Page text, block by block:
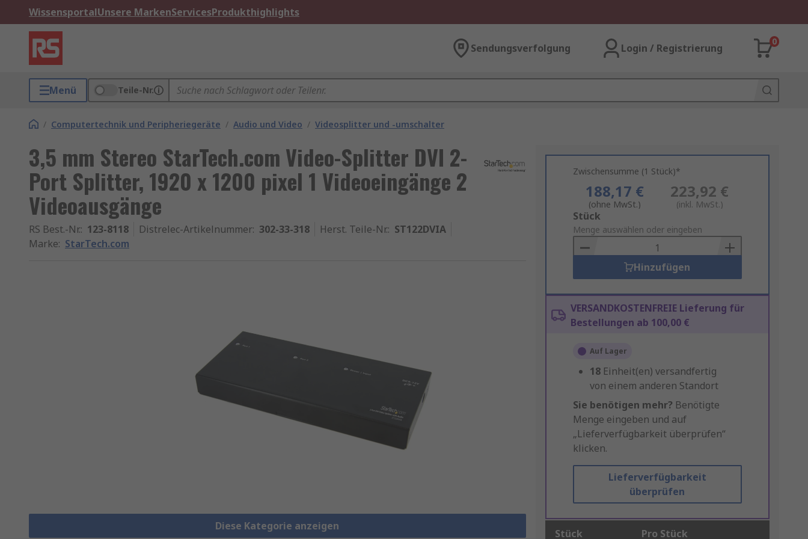
WissensportalUnsere MarkenServicesProdukthighlights
Sendungsverfolgung Login / Registrierung
0
Menü Teile-Nr.
/ Computertechnik und Peripheriegeräte / Audio und Video / Videosplitter und -umschalter
3,5 mm Stereo StarTech.com Video-Splitter DVI 2-
Port Splitter, 1920 x 1200 pixel 1 Videoeingänge 2
Videoausgänge
RS Best.-Nr.: 123-8118 Distrelec-Artikelnummer: 302-33-318 Herst. Teile-Nr.: ST122DVIA
Marke: StarTech.com
Diese Kategorie anzeigen
Zwischensumme (1 Stück)*
188,17 €
(ohne MwSt.)
223,92 €
(inkl. MwSt.)
Add
to
Basket
Stück
Menge auswählen oder eingeben
Hinzufügen
VERSANDKOSTENFREIE Lieferung für
Bestellungen ab 100,00 €
Auf Lager
18 Einheit(en) versandfertig
von einem anderen Standort
Sie benötigen mehr? Benötigte
Menge eingeben und auf
„Lieferverfügbarkeit überprüfen“
klicken.
Lieferverfügbarkeit
überprüfen
Stück Pro Stück